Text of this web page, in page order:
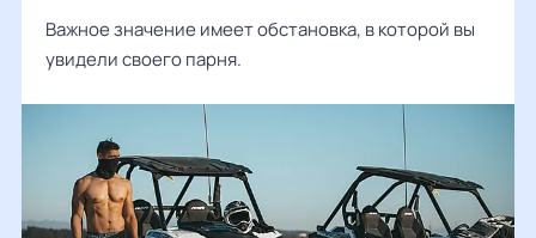
Важное значение имеет обстановка, в которой вы
увидели своего парня.